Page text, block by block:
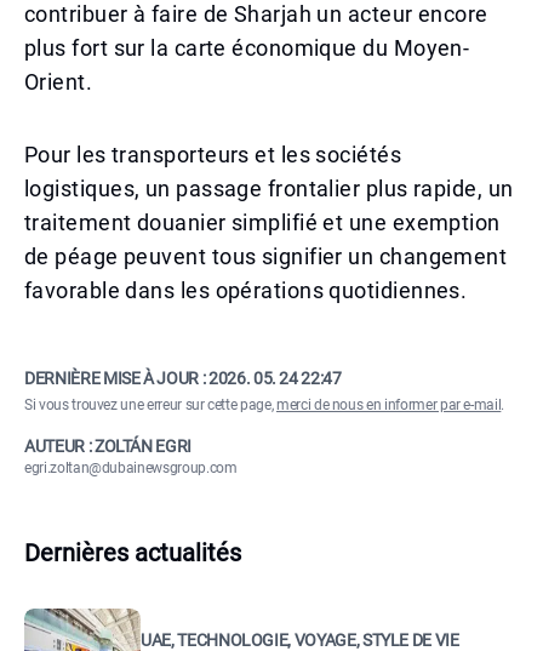
contribuer à faire de Sharjah un acteur encore
plus fort sur la carte économique du Moyen-
Orient.
Pour les transporteurs et les sociétés
logistiques, un passage frontalier plus rapide, un
traitement douanier simplifié et une exemption
de péage peuvent tous signifier un changement
favorable dans les opérations quotidiennes.
DERNIÈRE MISE À JOUR :2026. 05. 24 22:47
Si vous trouvez une erreur sur cette page,merci de nous en informer par e-mail .
AUTEUR : ZOLTÁN EGRI
egri.zoltan@dubainewsgroup.com
Dernières actualités
UAE, TECHNOLOGIE, VOYAGE, STYLE DE VIE